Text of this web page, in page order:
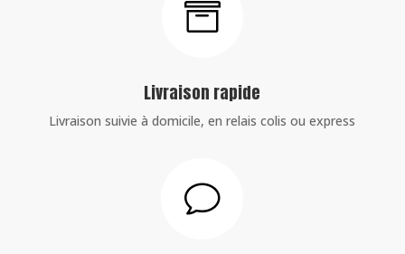

Livraison rapide
Livraison suivie à domicile, en relais colis ou express
v